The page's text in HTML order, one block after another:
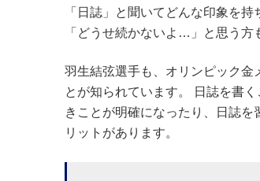
「日誌」と聞いてどんな印象を
「どうせ続かないよ…」と思う方
羽生結弦選手も、オリンピック金
とが知られています。 日誌を書
きことが明確になったり、日誌
リットがあります。